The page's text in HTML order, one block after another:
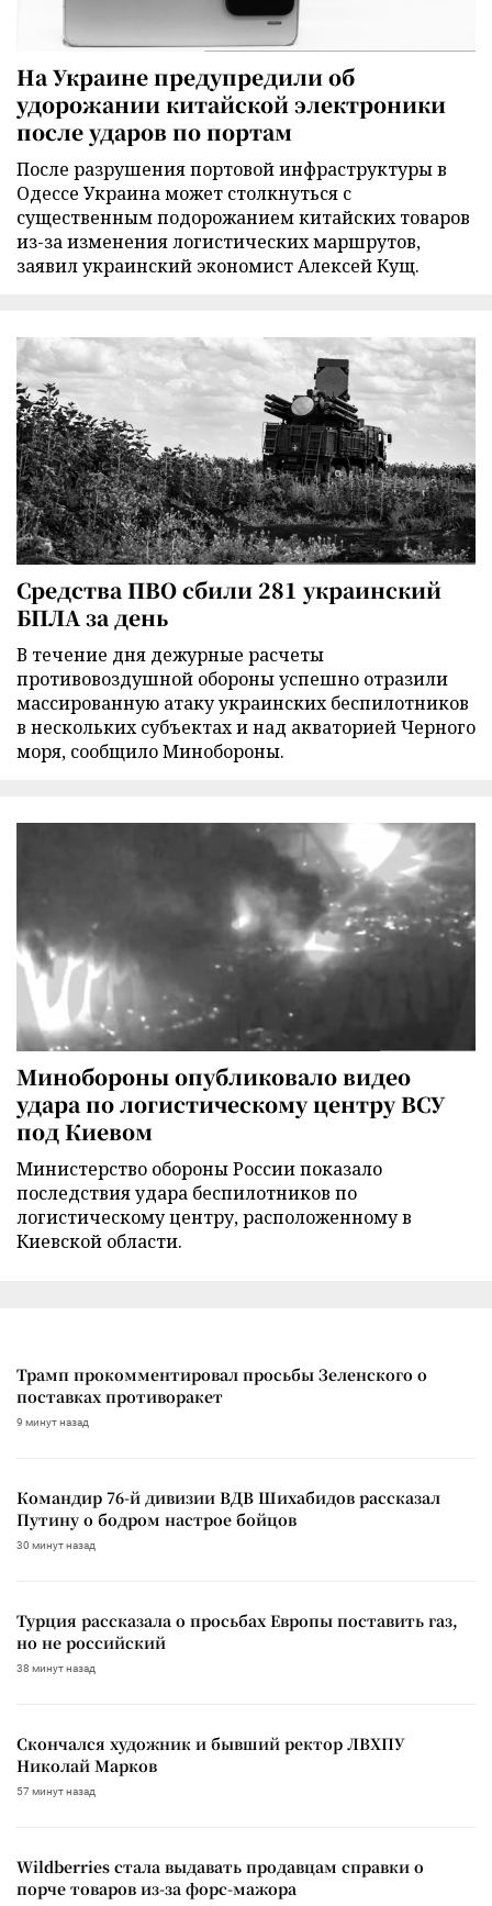
На Украине предупредили об
удорожании китайской электроники
после ударов по портам
После разрушения портовой инфраструктуры в
Одессе Украина может столкнуться с
существенным подорожанием китайских товаров
из-за изменения логистических маршрутов,
заявил украинский экономист Алексей Кущ.
Средства ПВО сбили 281 украинский
БПЛА за день
В течение дня дежурные расчеты
противовоздушной обороны успешно отразили
массированную атаку украинских беспилотников
в нескольких субъектах и над акваторией Черного
моря, сообщило Минобороны.
Минобороны опубликовало видео
удара по логистическому центру ВСУ
под Киевом
Министерство обороны России показало
последствия удара беспилотников по
логистическому центру, расположенному в
Киевской области.
Трамп прокомментировал просьбы Зеленского о
поставках противоракет
9 минут назад
Командир 76-й дивизии ВДВ Шихабидов рассказал
Путину о бодром настрое бойцов
30 минут назад
Турция рассказала о просьбах Европы поставить газ,
но не российский
38 минут назад
Скончался художник и бывший ректор ЛВХПУ
Николай Марков
57 минут назад
Wildberries стала выдавать продавцам справки о
порче товаров из-за форс-мажора